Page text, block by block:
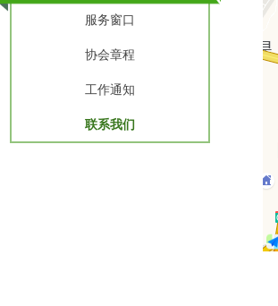
服务窗口
协会章程
工作通知
联系我们